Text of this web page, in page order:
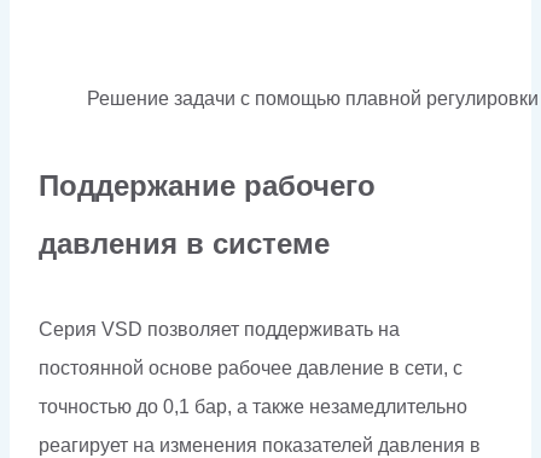
Решение задачи с помощью плавной регулировки
Поддержание рабочего
давления в системе
Серия VSD позволяет поддерживать на
постоянной основе рабочее давление в сети, с
точностью до 0,1 бар, а также незамедлительно
реагирует на изменения показателей давления в